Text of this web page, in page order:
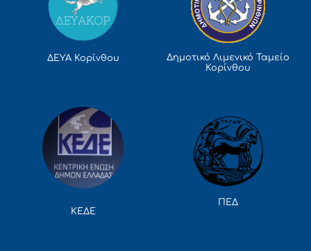
ΔΕΥΑ Κορίνθου
Δημοτικό Λιμενικό Ταμείο
Κορίνθου
ΚΕΔΕ
ΠΕΔ